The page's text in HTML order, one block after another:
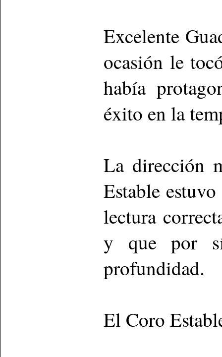
Excelente
ocasión le
había
éxito en la
La dirección
Estable
lectura
y que por
profundidad.
El Coro